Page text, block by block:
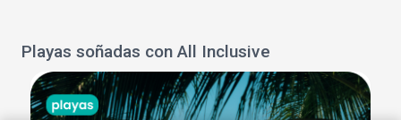
Playas soñadas con All Inclusive